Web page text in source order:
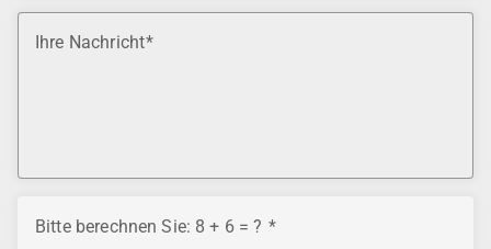
Ihre Nachricht
Bitte berechnen Sie: 8 + 6 = ?